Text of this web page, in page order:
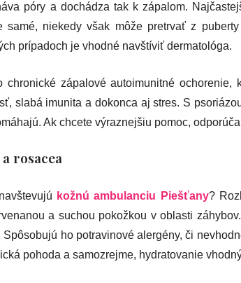
póry a dochádza tak k zápalom.
samé, niekedy však môže pretrvať z
prípadoch je vhodné navštíviť dermatológa.
zápalové autoimunitné ochorenie,
slabá imunita a dokonca aj stres. S
Ak chcete výraznejšiu pomoc,
rosacea
kožnú ambulanciu Piešťany?
a suchou pokožkou v oblasti
ho potravinové alergény, či
pohoda a samozrejme, hydratovanie